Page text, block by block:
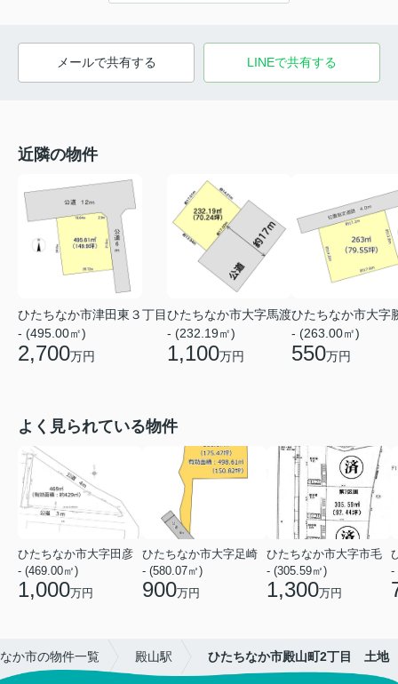
メールで共有する LINEで共有する
近隣の物件
ひたちなか市津田東３丁目
- (495.00㎡)
2,700万円
ひたちなか市大字馬渡
- (232.19㎡)
1,100万円
ひたちなか市大字
- (263.00㎡)
550万円
よく見られている物件
ひたちなか市大字田彦
- (469.00㎡)
1,000万円
ひたちなか市大字足崎
- (580.07㎡)
900万円
ひたちなか市大字市毛
- (305.59㎡)
1,300万円
-
か市の物件一覧 殿山駅 ひたちなか市殿山町2丁目 土地